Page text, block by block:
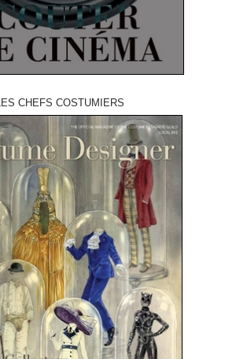
LES CHEFS COSTUMIERS